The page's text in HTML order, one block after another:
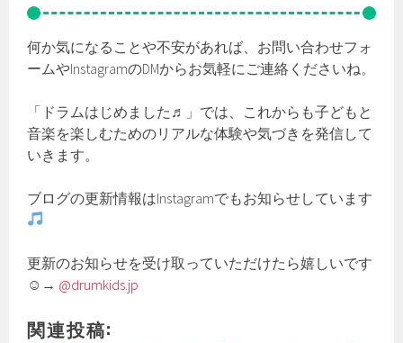
何か気になることや不安があれば、お問い合わせフォ
ームやInstagramのDMからお気軽にご連絡くださいね。
「ドラムはじめました♬」では、これからも子どもと
音楽を楽しむためのリアルな体験や気づきを発信して
いきます。
ブログの更新情報はInstagramでもお知らせしています
更新のお知らせを受け取っていただけたら嬉しいです
☺→ @drumkids.jp
関連投稿: